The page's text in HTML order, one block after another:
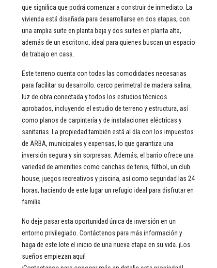
que significa que podrá comenzar a construir de inmediato. La
vivienda está diseñada para desarrollarse en dos etapas, con
una amplia suite en planta baja y dos suites en planta alta,
además de un escritorio, ideal para quienes buscan un espacio
de trabajo en casa.
Este terreno cuenta con todas las comodidades necesarias
para facilitar su desarrollo: cerco perimetral de madera salina,
luz de obra conectada y todos los estudios técnicos
aprobados, incluyendo el estudio de terreno y estructura, así
como planos de carpintería y de instalaciones eléctricas y
sanitarias. La propiedad también está al día con los impuestos
de ARBA, municipales y expensas, lo que garantiza una
inversión segura y sin sorpresas. Además, el barrio ofrece una
variedad de amenities como canchas de tenis, fútbol, un club
house, juegos recreativos y piscina, así como seguridad las 24
horas, haciendo de este lugar un refugio ideal para disfrutar en
familia.
No deje pasar esta oportunidad única de inversión en un
entorno privilegiado. Contáctenos para más información y
haga de este lote el inicio de una nueva etapa en su vida. ¡Los
sueños empiezan aquí!